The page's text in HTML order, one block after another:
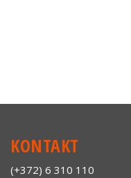
KONTAKT
(+372) 6 310 110